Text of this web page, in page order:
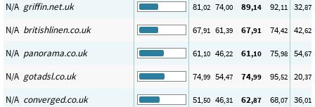
N/A griffin.net.uk 81,02 74,00 89,14 92,11 32,87
N/A britishlinen.co.uk 67,91 61,39 67,91 74,42 42,62
N/A panorama.co.uk 61,10 46,22 61,10 75,98 54,67
N/A gotadsl.co.uk 74,99 54,47 74,99 95,52 20,37
N/A converged.co.uk 51,50 46,31 62,87 68,07 36,01